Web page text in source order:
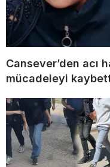
Cansever’den acı
mücadeleyi